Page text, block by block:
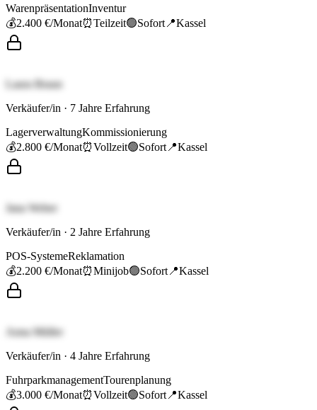
WarenpräsentationInventur
💰2.400 €/Monat⏰Teilzeit🟢Sofort 📍Kassel
Laura Braun
Verkäufer/in · 7 Jahre Erfahrung
LagerverwaltungKommissionierung
💰2.800 €/Monat⏰Vollzeit🟢Sofort 📍Kassel
Jana Weber
Verkäufer/in · 2 Jahre Erfahrung
POS-SystemeReklamation
💰2.200 €/Monat⏰Minijob🟢Sofort 📍Kassel
Anna Müller
Verkäufer/in · 4 Jahre Erfahrung
FuhrparkmanagementTourenplanung
💰3.000 €/Monat⏰Vollzeit🟢Sofort 📍Kassel